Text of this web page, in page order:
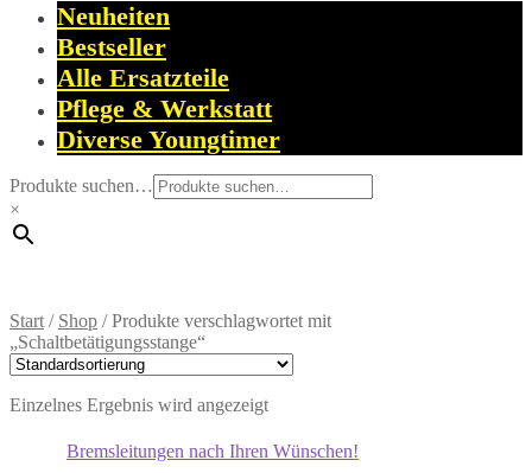
Neuheiten
Bestseller
Alle Ersatzteile
Pflege & Werkstatt
Diverse Youngtimer
Produkte suchen…
×
Start / Shop /Produkte verschlagwortet mit
„Schaltbetätigungsstange“
Einzelnes Ergebnis wird angezeigt
Bremsleitungen nach Ihren Wünschen!